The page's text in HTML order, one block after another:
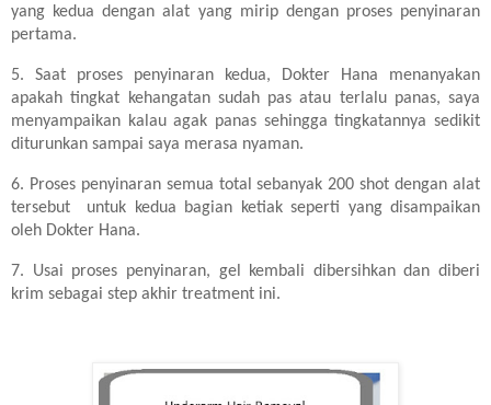
yang kedua dengan alat yang mirip dengan proses penyinaran
pertama.
5. Saat proses penyinaran kedua, Dokter Hana menanyakan
apakah tingkat kehangatan sudah pas atau terlalu panas, saya
menyampaikan kalau agak panas sehingga tingkatannya sedikit
diturunkan sampai saya merasa nyaman.
6. Proses penyinaran semua total sebanyak 200 shot dengan alat
tersebut untuk kedua bagian ketiak seperti yang disampaikan
oleh Dokter Hana.
7. Usai proses penyinaran, gel kembali dibersihkan dan diberi
krim sebagai step akhir treatment ini.